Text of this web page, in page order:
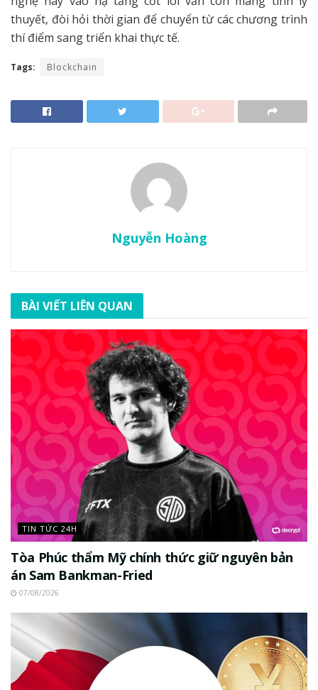
thuyết, đòi hỏi thời gian để chuyển từ các chương trình
thí điểm sang triển khai thực tế.
Tags: Blockchain
Nguyễn Hoàng
BÀI VIẾT LIÊN QUAN
TIN TỨC 24H
Tòa Phúc thẩm Mỹ chính thức giữ nguyên bản
án Sam Bankman-Fried
07/08/2026